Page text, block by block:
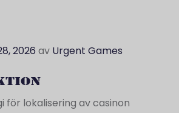
2026 av Urgent Games
för lokalisering av casinon